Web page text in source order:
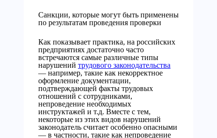
Санкции, которые могут быть применены
по результатам проведения проверки
Как показывает практика, на российских
предприятиях достаточно часто
встречаются самые различные типы
нарушений трудового законодательства
— например, такие как некорректное
оформление документации,
подтверждающей факты трудовых
отношений с сотрудниками,
непроведение необходимых
инструктажей и т.д. Вместе с тем,
некоторые из этих видов нарушений
законодатель считает особенно опасными
— в частности, такие как непроведение